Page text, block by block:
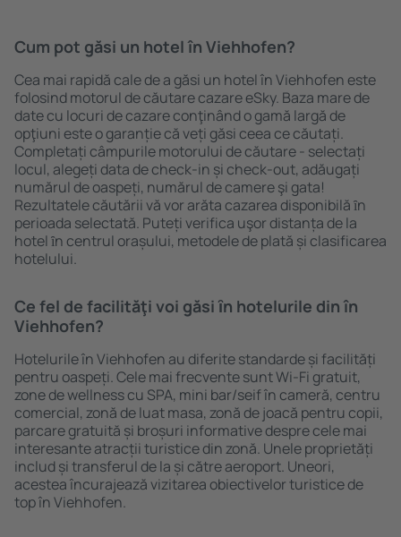
Cum pot găsi un hotel în Viehhofen?
Cea mai rapidă cale de a găsi un hotel în Viehhofen este
folosind motorul de căutare cazare eSky. Baza mare de
date cu locuri de cazare conţinând o gamă largă de
opţiuni este o garanție că veți găsi ceea ce căutați.
Completați câmpurile motorului de căutare - selectați
locul, alegeți data de check-in și check-out, adăugați
numărul de oaspeți, numărul de camere şi gata!
Rezultatele căutării vă vor arăta cazarea disponibilă ȋn
perioada selectată. Puteți verifica uşor distanța de la
hotel ȋn centrul orașului, metodele de plată și clasificarea
hotelului.
Ce fel de facilităţi voi găsi ȋn hotelurile din în
Viehhofen?
Hotelurile în Viehhofen au diferite standarde și facilități
pentru oaspeți. Cele mai frecvente sunt Wi-Fi gratuit,
zone de wellness cu SPA, mini bar/seif în cameră, centru
comercial, zonă de luat masa, zonă de joacă pentru copii,
parcare gratuită și broșuri informative despre cele mai
interesante atracții turistice din zonă. Unele proprietăți
includ și transferul de la și către aeroport. Uneori,
acestea încurajează vizitarea obiectivelor turistice de
top în Viehhofen.